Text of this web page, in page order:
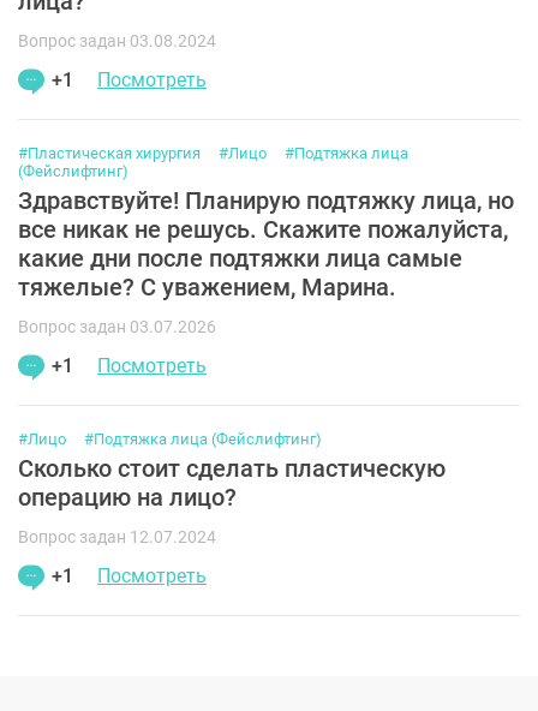
Вопрос задан 03.08.2024
+1 Посмотреть
#Пластическая хирургия #Лицо
#Подтяжка лица
(Фейслифтинг)
Здравствуйте! Планирую подтяжку лица, но
все никак не решусь. Скажите пожалуйста,
какие дни после подтяжки лица самые
тяжелые? С уважением, Марина.
Вопрос задан 03.07.2026
+1 Посмотреть
#Лицо #Подтяжка лица (Фейслифтинг)
Сколько стоит сделать пластическую
операцию на лицо?
Вопрос задан 12.07.2024
+1 Посмотреть